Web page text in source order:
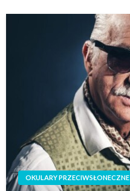
OKULARY PRZECIWSŁONECZNE